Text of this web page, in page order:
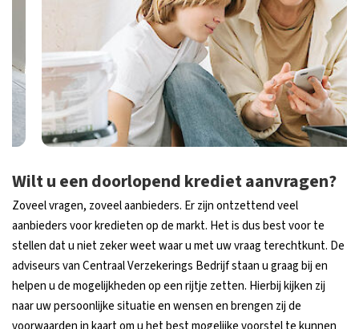
Wilt u een doorlopend krediet aanvragen?
Zoveel vragen, zoveel aanbieders. Er zijn ontzettend veel
aanbieders voor kredieten op de markt. Het is dus best voor te
stellen dat u niet zeker weet waar u met uw vraag terechtkunt. De
adviseurs van Centraal Verzekerings Bedrijf staan u graag bij en
helpen u de mogelijkheden op een rijtje zetten. Hierbij kijken zij
naar uw persoonlijke situatie en wensen en brengen zij de